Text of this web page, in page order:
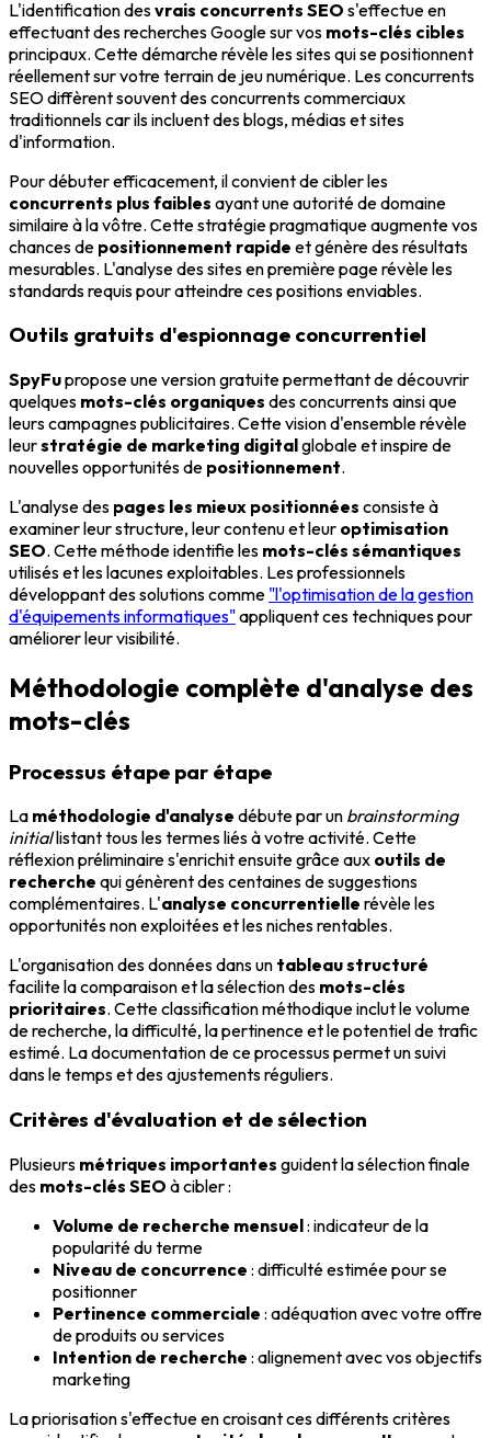
L'identification desvrais concurrents SEO s'effectue en
effectuant des recherches Google sur vos mots-clés cibles
principaux. Cette démarche révèle les sites qui se positionnent
réellement sur votre terrain de jeu numérique. Les concurrents
SEO diffèrent souvent des concurrents commerciaux
traditionnels car ils incluent des blogs, médias et sites
d'information.
Pour débuter efficacement, il convient de cibler les
concurrents plus faibles ayant une autorité de domaine
similaire à la vôtre. Cette stratégie pragmatique augmente vos
chances de positionnement rapide et génère des résultats
mesurables. L'analyse des sites en première page révèle les
standards requis pour atteindre ces positions enviables.
Outils gratuits d'espionnage concurrentiel
SpyFupropose une version gratuite permettant de découvrir
quelques mots-clés organiques des concurrents ainsi que
leurs campagnes publicitaires. Cette vision d'ensemble révèle
leurstratégie de marketing digitalglobale et inspire de
nouvelles opportunités de positionnement.
L'analyse des pages les mieux positionnées consiste à
examiner leur structure, leur contenu et leur optimisation
SEO. Cette méthode identifie les mots-clés sémantiques
utilisés et les lacunes exploitables. Les professionnels
développant des solutions comme "l'optimisation de la gestion
d'équipements informatiques"appliquent ces techniques pour
améliorer leur visibilité.
Méthodologie complète d'analyse des
mots-clés
Processus étape par étape
La méthodologie d'analyse débute par un brainstorming
initiallistant tous les termes liés à votre activité. Cette
réflexion préliminaire s'enrichit ensuite grâce aux outils de
recherche qui génèrent des centaines de suggestions
complémentaires. L'analyse concurrentielle révèle les
opportunités non exploitées et les niches rentables.
L'organisation des données dans un tableau structuré
facilite la comparaison et la sélection des mots-clés
prioritaires. Cette classification méthodique inclut le volume
de recherche, la difficulté, la pertinence et le potentiel de trafic
estimé. La documentation de ce processus permet un suivi
dans le temps et des ajustements réguliers.
Critères d'évaluation et de sélection
Plusieurs métriques importantes guident la sélection finale
des mots-clés SEO à cibler :
Volume de recherche mensuel: indicateur de la
popularité du terme
Niveau de concurrence : difficulté estimée pour se
positionner
Pertinence commerciale : adéquation avec votre offre
de produits ou services
Intention de recherche : alignement avec vos objectifs
marketing
La priorisation s'effectue en croisant ces différents critères